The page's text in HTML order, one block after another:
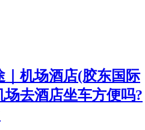
｜机场酒店(胶东国际
场去酒店坐车方便吗?